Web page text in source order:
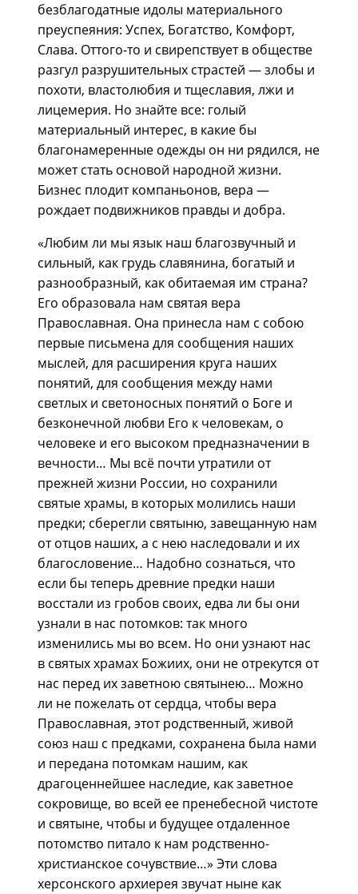
безблагодатные идолы материального
преуспеяния: Успех, Богатство, Комфорт,
Слава. Оттого-то и свирепствует в обществе
разгул разрушительных страстей — злобы и
похоти, властолюбия и тщеславия, лжи и
лицемерия. Но знайте все: голый
материальный интерес, в какие бы
благонамеренные одежды он ни рядился, не
может стать основой народной жизни.
Бизнес плодит компаньонов, вера —
рождает подвижников правды и добра.
«Любим ли мы язык наш благозвучный и
сильный, как грудь славянина, богатый и
разнообразный, как обитаемая им страна?
Его образовала нам святая вера
Православная. Она принесла нам с собою
первые письмена для сообщения наших
мыслей, для расширения круга наших
понятий, для сообщения между нами
светлых и светоносных понятий о Боге и
безконечной любви Его к человекам, о
человеке и его высоком пpедназначении в
вечности… Мы всё почти утратили от
прежней жизни России, но сохранили
святые храмы, в которых молились наши
предки; сберегли святыню, завещанную нам
от отцов наших, а с нею наследовали и их
благословение… Надобно сознаться, что
если бы теперь древние предки наши
восстали из гробов своих, едва ли бы они
узнали в нас потомков: так много
изменились мы во всем. Но они узнают нас
в святых храмах Божиих, они не отрекутся от
нас перед их заветною святынею… Можно
ли не пожелать от сердца, чтобы вера
Православная, этот родственный, живой
союз наш с предками, сохранена была нами
и передана потомкам нашим, как
драгоценнейшее наследие, как заветное
сокровище, во всей ее пренебесной чистоте
и святыне, чтобы и будущее отдаленное
потомство питало к нам родственно-
христианское сочувствие…» Эти слова
херсонского архиерея звучат ныне как